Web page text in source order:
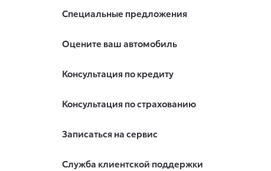
Специальные предложения
Оцените ваш автомобиль
Консультация по кредиту
Консультация по страхованию
Записаться на сервис
Служба клиентской поддержки